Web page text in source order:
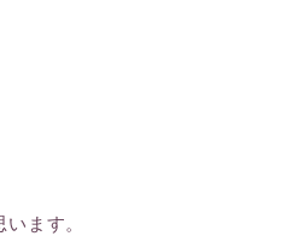
ます。